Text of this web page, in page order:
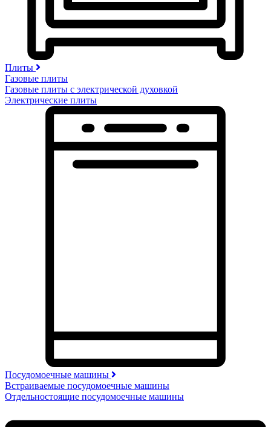
Плиты
Газовые плиты
Газовые плиты с электрической духовкой
Электрические плиты
Посудомоечные машины
Встраиваемые посудомоечные машины
Отдельностоящие посудомоечные машины